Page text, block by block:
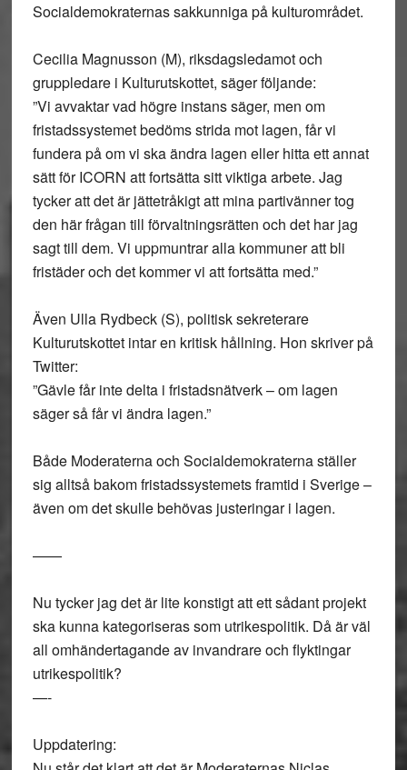
Socialdemokraternas sakkunniga på kulturområdet.
Cecilia Magnusson (M), riksdagsledamot och
gruppledare i Kulturutskottet, säger följande:
”Vi avvaktar vad högre instans säger, men om
fristadssystemet bedöms strida mot lagen, får vi
fundera på om vi ska ändra lagen eller hitta ett annat
sätt för ICORN att fortsätta sitt viktiga arbete. Jag
tycker att det är jättetråkigt att mina partivänner tog
den här frågan till förvaltningsrätten och det har jag
sagt till dem. Vi uppmuntrar alla kommuner att bli
fristäder och det kommer vi att fortsätta med.”
Även Ulla Rydbeck (S), politisk sekreterare
Kulturutskottet intar en kritisk hållning. Hon skriver på
Twitter:
”Gävle får inte delta i fristadsnätverk – om lagen
säger så får vi ändra lagen.”
Både Moderaterna och Socialdemokraterna ställer
sig alltså bakom fristadssystemets framtid i Sverige –
även om det skulle behövas justeringar i lagen.
——
Nu tycker jag det är lite konstigt att ett sådant projekt
ska kunna kategoriseras som utrikespolitik. Då är väl
all omhändertagande av invandrare och flyktingar
utrikespolitik?
—-
Uppdatering: